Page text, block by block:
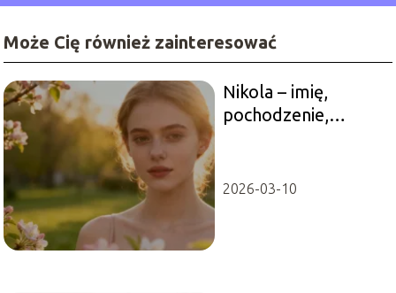
Może Cię również zainteresować
Nikola – imię,
pochodzenie,
2026-03-10